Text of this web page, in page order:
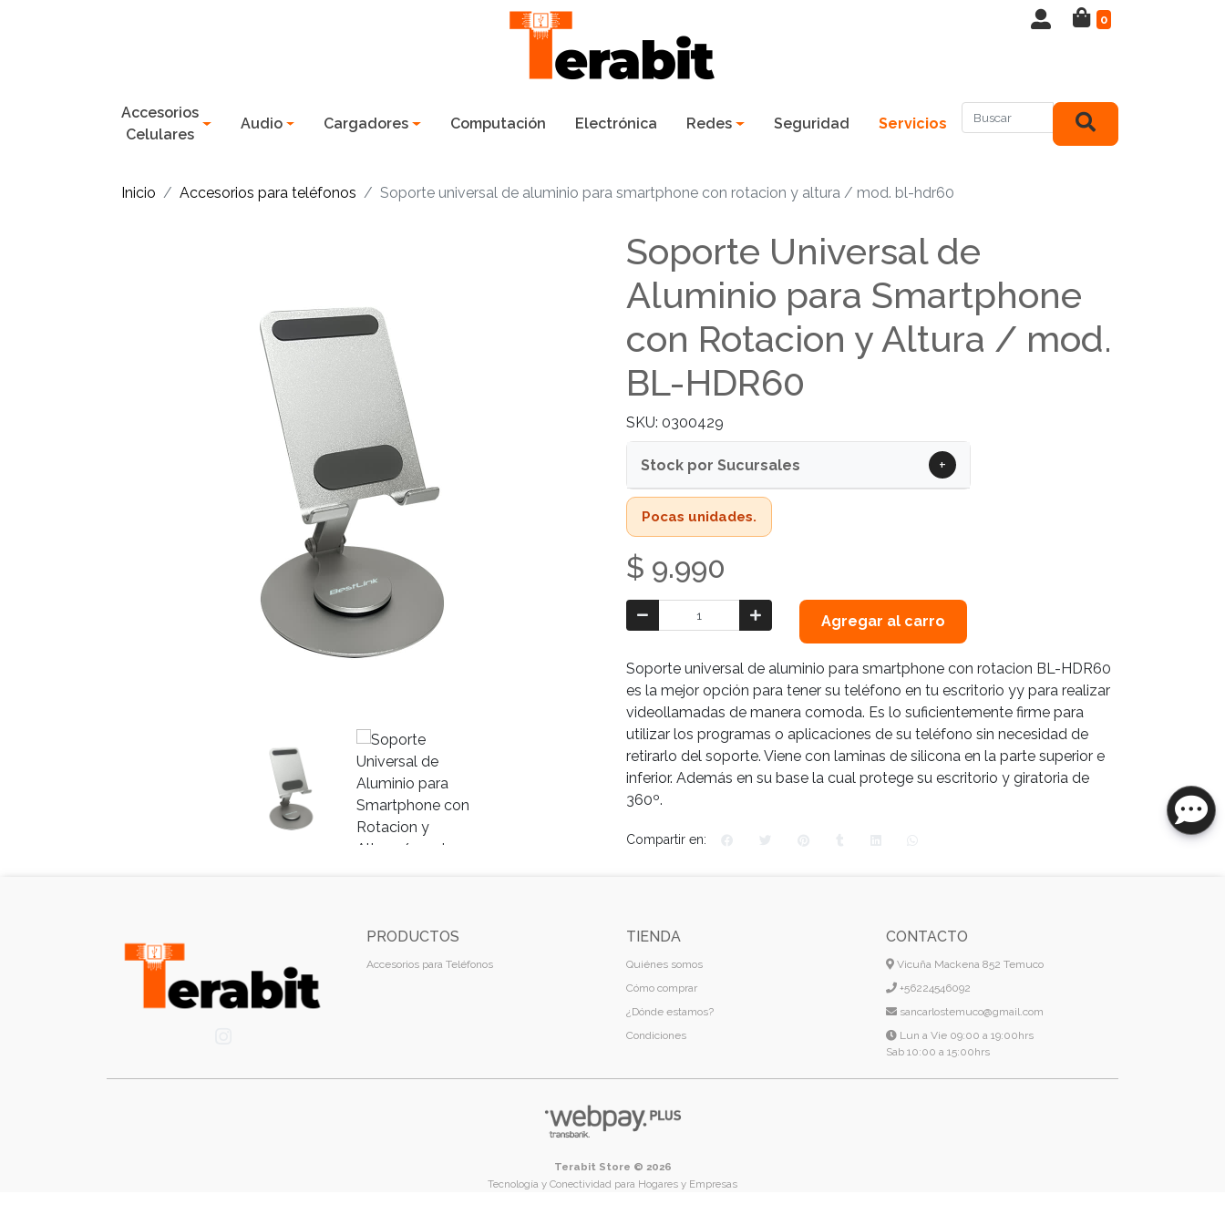
0
Accesorios
Celulares
Audio Cargadores Computación Electrónica Redes Seguridad Servicios
Inicio Accesorios para teléfonos Soporte universal de aluminio para smartphone con rotacion y altura / mod. bl-hdr60
Soporte Universal de
Aluminio para Smartphone
con Rotacion y Altura / mod.
BL-HDR60
SKU: 0300429
Stock por Sucursales +
Pocas unidades.
$ 9.990
Agregar al carro
Soporte universal de aluminio para smartphone con rotacion BL-HDR60
es la mejor opción para tener su teléfono en tu escritorio yy para realizar
videollamadas de manera comoda. Es lo suficientemente firme para
utilizar los programas o aplicaciones de su teléfono sin necesidad de
retirarlo del soporte. Viene con laminas de silicona en la parte superior e
inferior. Además en su base la cual protege su escritorio y giratoria de
360º.
Compartir en:
PRODUCTOS
Accesorios para Teléfonos
TIENDA
Quiénes somos
Cómo comprar
¿Dónde estamos?
Condiciones
CONTACTO
Vicuña Mackena 852 Temuco
+56224546092
sancarlostemuco@gmail.com
Lun a Vie 09:00 a 19:00hrs
Sab 10:00 a 15:00hrs
Terabit Store © 2026
Tecnología y Conectividad para Hogares y Empresas